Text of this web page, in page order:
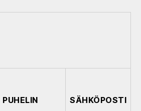
PUHELIN SÄHKÖPOSTI